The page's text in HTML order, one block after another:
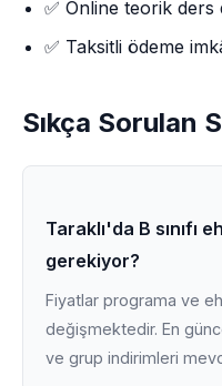
✅ Online teorik ders
✅ Taksitli ödeme
Sıkça Sorulan
Taraklı'da B sınıfı
gerekiyor?
Fiyatlar programa ve
değişmektedir. En
ve grup indirimleri